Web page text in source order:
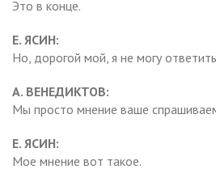
Это в конце.
Е. ЯСИН:
Но, дорогой мой, я не могу
А. ВЕНЕДИКТОВ:
Мы просто мнение ваше
Е. ЯСИН:
Мое мнение вот такое.